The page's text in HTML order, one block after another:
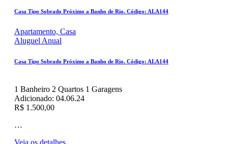
Casa Tipo Sobrado Próximo a Banho de Rio. Código: ALA144
Apartamento, Casa
Aluguel Anual
Casa Tipo Sobrado Próximo a Banho de Rio. Código: ALA144
1 Banheiro 2 Quartos 1 Garagens
Adicionado: 04.06.24
R$ 1.500,00
…
Veja os detalhes